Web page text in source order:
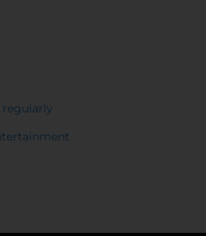
regularly